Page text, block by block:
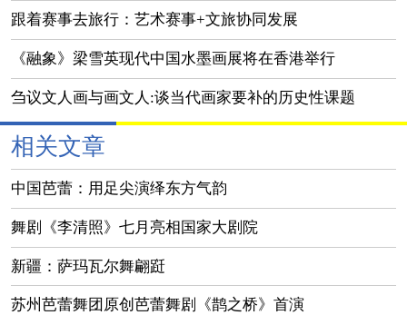
美之境」展览
跟着赛事去旅行：艺术赛事+文旅协同发展
《融象》梁雪英现代中国水墨画展将在香港举行
刍议文人画与画文人:谈当代画家要补的历史性课题
相关文章
中国芭蕾：用足尖演绎东方气韵
舞剧《李清照》七月亮相国家大剧院
新疆：萨玛瓦尔舞翩跹
苏州芭蕾舞团原创芭蕾舞剧《鹊之桥》首演